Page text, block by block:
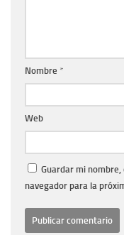
Nombre *
Web
Guardar mi
navegador para la